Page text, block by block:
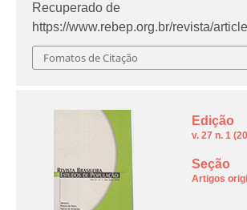
Recuperado de
https://www.rebep.org.br/revista/
Fomatos de Citação
Edição
v. 27 n. 1
Seção
Artigos